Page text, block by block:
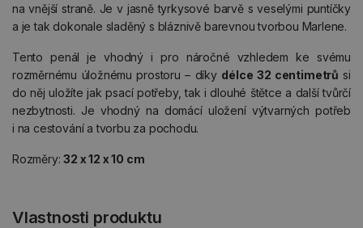
na vnější straně. Je v jasně tyrkysové barvě s veselými puntíčky
a je tak dokonale sladěný s bláznivě barevnou tvorbou Marlene.
Tento penál je vhodný i pro náročné vzhledem ke svému
rozměrnému úložnému prostoru – díky délce 32 centimetrů si
do něj uložíte jak psací potřeby, tak i dlouhé štětce a další tvůrčí
nezbytnosti. Je vhodný na domácí uložení výtvarných potřeb
i na cestování a tvorbu za pochodu.
Rozměry:32 x 12 x 10 cm
Vlastnosti produktu